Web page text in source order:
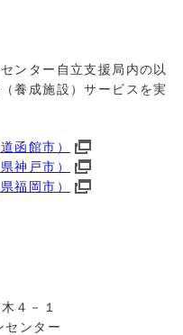
ンター自立支援局内の以
養成施設）サービスを実
函館市）
神戸市）
福岡市）
４－１
センター